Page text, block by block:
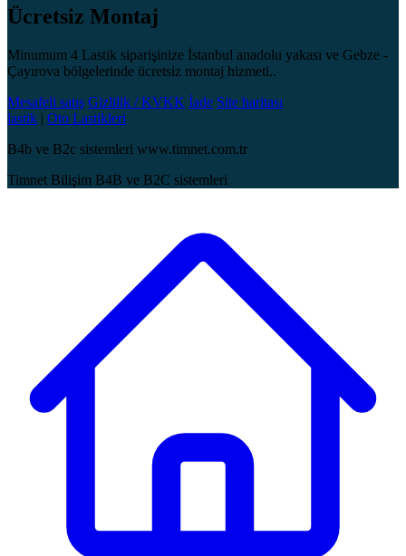
Ücretsiz Montaj
Minumum 4 Lastik siparişinize İstanbul anadolu yakası ve Gebze -
Çayırova bölgelerinde ücretsiz montaj hizmeti..
Mesafeli satış Gizlilik / KVKK İade Site haritası
lastik | Oto Lastikleri
B4b ve B2c sistemleri www.timnet.com.tr
Timnet Bilişim B4B ve B2C sistemleri